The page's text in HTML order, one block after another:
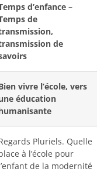
d’enfance –
de
de
vivre l’école, vers
éducation
Pluriels. Quelle
à l’école pour
de la modernité